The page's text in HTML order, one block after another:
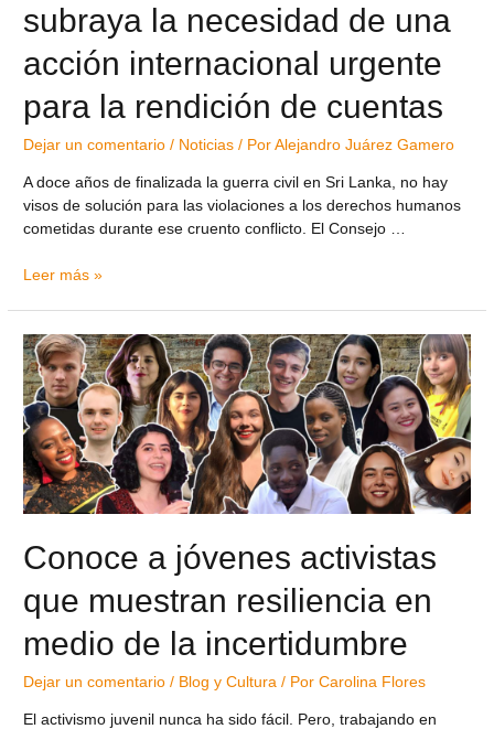
subraya la necesidad de una
acción internacional urgente
para la rendición de cuentas
Dejar un comentario / Noticias / PorAlejandro Juárez Gamero
A doce años de finalizada la guerra civil en Sri Lanka, no hay
visos de solución para las violaciones a los derechos humanos
cometidas durante ese cruento conflicto. El Consejo …
Leer más »
Conoce a jóvenes activistas
que muestran resiliencia en
medio de la incertidumbre
Dejar un comentario / Blog y Cultura / PorCarolina Flores
El activismo juvenil nunca ha sido fácil. Pero, trabajando en